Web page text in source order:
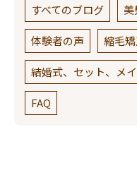
すべてのブログ 美
体験者の声 縮毛
結婚式、セット、メ
FAQ